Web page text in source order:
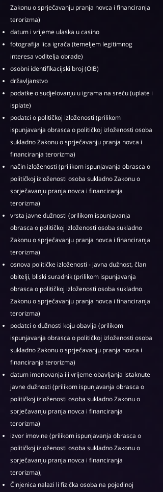
Zakonu o sprječavanju pranja novca i financiranja
terorizma)
datum i vrijeme ulaska u casino
fotografija lica igrača (temeljem legitimnog
interesa voditelja obrade)
osobni identifikacijski broj (OIB)
državljanstvo
podatke o sudjelovanju u igrama na sreću (uplate i
isplate)
podatci o političkoj izloženosti (prilikom
ispunjavanja obrasca o političkoj izloženosti osoba
sukladno Zakonu o sprječavanju pranja novca i
financiranja terorizma)
način izloženosti (prilikom ispunjavanja obrasca o
političkoj izloženosti osoba sukladno Zakonu o
sprječavanju pranja novca i financiranja
terorizma)
vrsta javne dužnosti (prilikom ispunjavanja
obrasca o političkoj izloženosti osoba sukladno
Zakonu o sprječavanju pranja novca i financiranja
terorizma)
osnova političke izloženosti - javna dužnost, član
obitelji, bliski suradnik (prilikom ispunjavanja
obrasca o političkoj izloženosti osoba sukladno
Zakonu o sprječavanju pranja novca i financiranja
terorizma)
podatci o dužnosti koju obavlja (prilikom
ispunjavanja obrasca o političkoj izloženosti osoba
sukladno Zakonu o sprječavanju pranja novca i
financiranja terorizma)
datum imenovanja ili vrijeme obavljanja istaknute
javne dužnosti (prilikom ispunjavanja obrasca o
političkoj izloženosti osoba sukladno Zakonu o
sprječavanju pranja novca i financiranja
terorizma)
izvor imovine (prilikom ispunjavanja obrasca o
političkoj izloženosti osoba sukladno Zakonu o
sprječavanju pranja novca i financiranja
terorizma),
Činjenica nalazi li fizička osoba na pojedinoj